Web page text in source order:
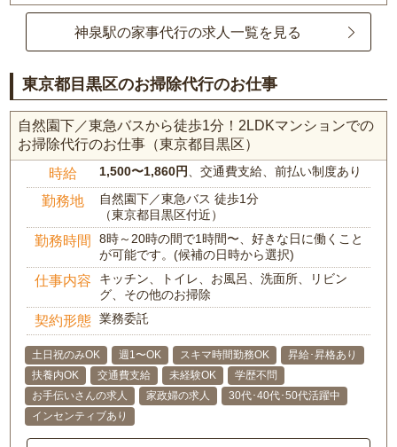
神泉駅の家事代行の求人一覧を見る
東京都目黒区のお掃除代行のお仕事
自然園下／東急バスから徒歩1分！2LDKマンションでの
お掃除代行のお仕事（東京都目黒区）
時給 1,500〜1,860円 、交通費支給、前払い制度あり
勤務地
自然園下／東急バス 徒歩1分
（東京都目黒区付近）
勤務時間
8時～20時の間で1時間〜、好きな日に働くこと
が可能です。(候補の日時から選択)
仕事内容
キッチン、トイレ、お風呂、洗面所、リビン
グ、その他のお掃除
契約形態 業務委託
土日祝のみOK 週1〜OK スキマ時間勤務OK
昇給･昇格あり
扶養内OK
交通費支給 未経験OK
学歴不問
お手伝いさんの求人
家政婦の求人
30代･40代･50代活躍中
インセンティブあり